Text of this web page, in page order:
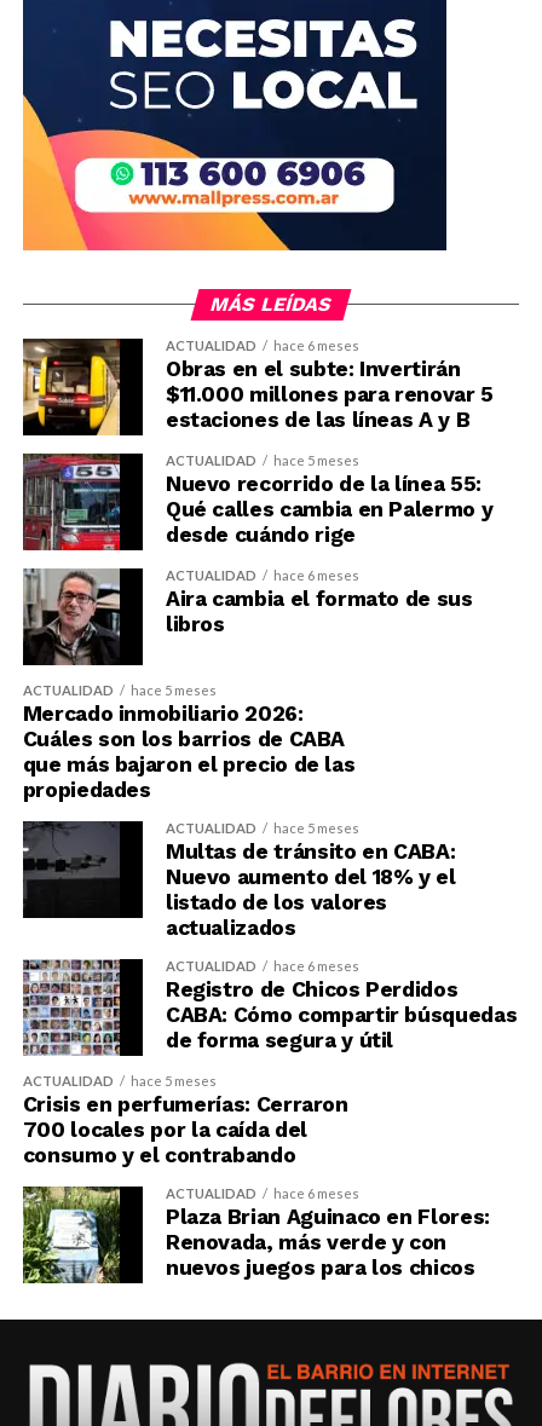
MÁS LEÍDAS
ACTUALIDAD hace 6 meses
Obras en el subte: Invertirán
$11.000 millones para renovar 5
estaciones de las líneas A y B
ACTUALIDAD hace 5 meses
Nuevo recorrido de la línea 55:
Qué calles cambia en Palermo y
desde cuándo rige
ACTUALIDAD hace 6 meses
Aira cambia el formato de sus
libros
ACTUALIDAD hace 5 meses
Mercado inmobiliario 2026:
Cuáles son los barrios de CABA
que más bajaron el precio de las
propiedades
ACTUALIDAD hace 5 meses
Multas de tránsito en CABA:
Nuevo aumento del 18% y el
listado de los valores
actualizados
ACTUALIDAD hace 6 meses
Registro de Chicos Perdidos
CABA: Cómo compartir búsquedas
de forma segura y útil
ACTUALIDAD hace 5 meses
Crisis en perfumerías: Cerraron
700 locales por la caída del
consumo y el contrabando
ACTUALIDAD hace 6 meses
Plaza Brian Aguinaco en Flores:
Renovada, más verde y con
nuevos juegos para los chicos